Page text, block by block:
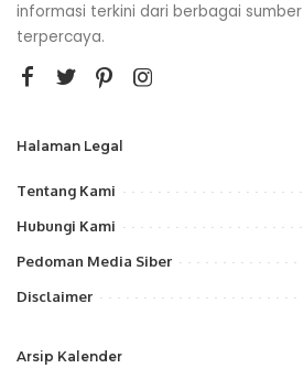
informasi terkini dari berbagai sumber
terpercaya.
Halaman Legal
Tentang Kami
Hubungi Kami
Pedoman Media Siber
Disclaimer
Arsip Kalender